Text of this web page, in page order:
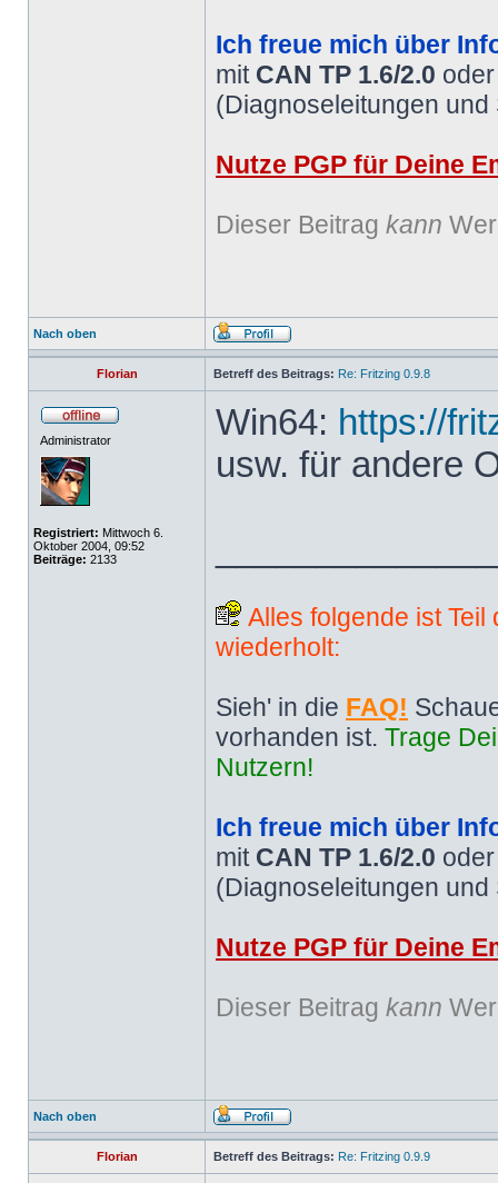
Ich freue mich über
mit CAN TP 1.6/2.0
(Diagnoseleitungen
Nutze PGP für Deine
Dieser Beitrag kann
Nach oben
Florian Betreff des Beitrags: Re: Fritzing 0.9.8
Administrator
Registriert: Mittwoch 6.
Oktober 2004, 09:52
Beiträge: 2133
Win64: https://
usw. für andere
Alles folgende ist
wiederholt:
Sieh' in die FAQ!
vorhanden ist. Trage
Nutzern!
Ich freue mich über
mit CAN TP 1.6/2.0
(Diagnoseleitungen
Nutze PGP für Deine
Dieser Beitrag kann
Nach oben
Florian Betreff des Beitrags: Re: Fritzing 0.9.9